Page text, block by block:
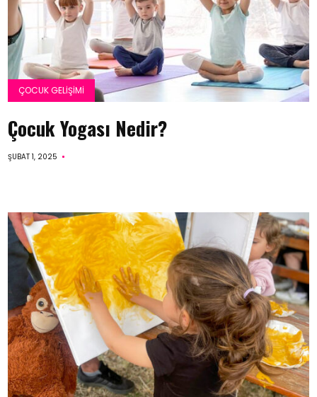
ÇOCUK GELIŞIMI
Çocuk Yogası Nedir?
ŞUBAT 1, 2025